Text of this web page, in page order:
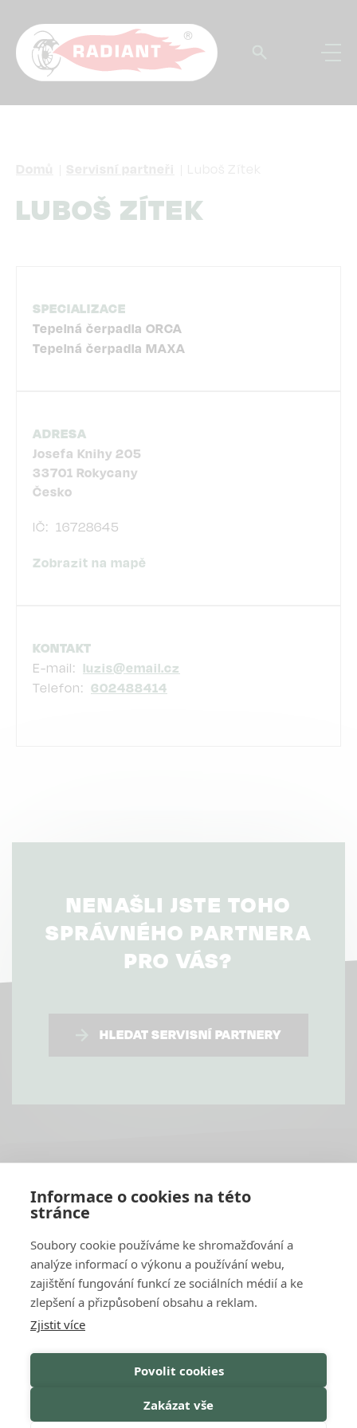
Informace o cookies na této
stránce
Soubory cookie používáme ke shromažďování a
analýze informací o výkonu a používání webu,
zajištění fungování funkcí ze sociálních médií a ke
zlepšení a přizpůsobení obsahu a reklam.
Zjistit více
Povolit cookies
Zakázat vše
hlavnímu
obsahu
NAVIGACE
LUBOŠ ZÍTEK
SPECIALIZACE
Tepelná čerpadla ORCA
Tepelná čerpadla MAXA
ADRESA
Josefa Knihy 205
33701 Rokycany
Česko
IČ 16728645
Zobrazit na mapě
KONTAKT
E-mail
luzis@email.cz
Telefon
602488414
NENAŠLI JSTE TOHO
SPRÁVNÉHO PARTNERA
PRO VÁS?
HLEDAT SERVISNÍ PARTNERY
PATIČKA
OSTATNÍ
Kontakt